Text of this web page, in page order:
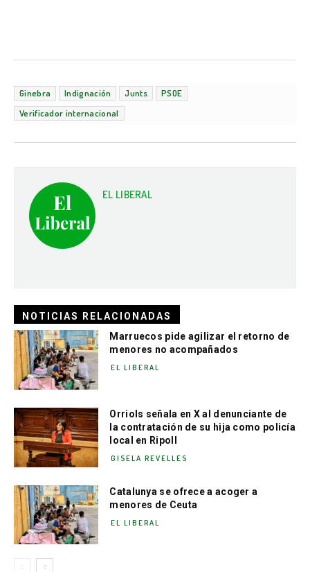
Ginebra Indignación Junts
PSOE
Verificador internacional
EL LIBERAL
NOTICIAS RELACIONADAS
Marruecos pide agilizar el retorno de
menores no acompañados
EL LIBERAL
Orriols señala en X al denunciante de
la contratación de su hija como policía
local en Ripoll
GISELA REVELLES
Catalunya se ofrece a acoger a
menores de Ceuta
EL LIBERAL